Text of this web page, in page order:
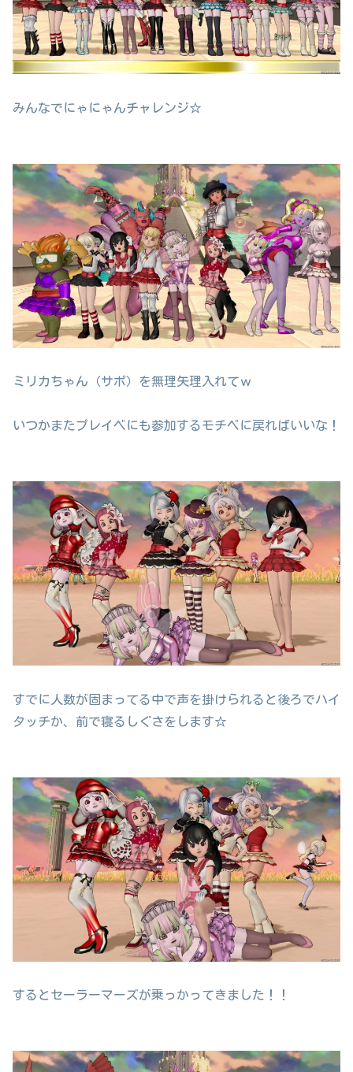
みんなでにゃにゃんチャレンジ☆
ミリカちゃん（サポ）を無理矢理入れてｗ
いつかまたプレイベにも参加するモチベに戻ればいいな！
すでに人数が固まってる中で声を掛けられると後ろでハイ
タッチか、前で寝るしぐさをします☆
するとセーラーマーズが乗っかってきました！！